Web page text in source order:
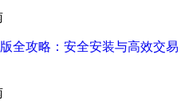
全攻略：安全安装与高效交易